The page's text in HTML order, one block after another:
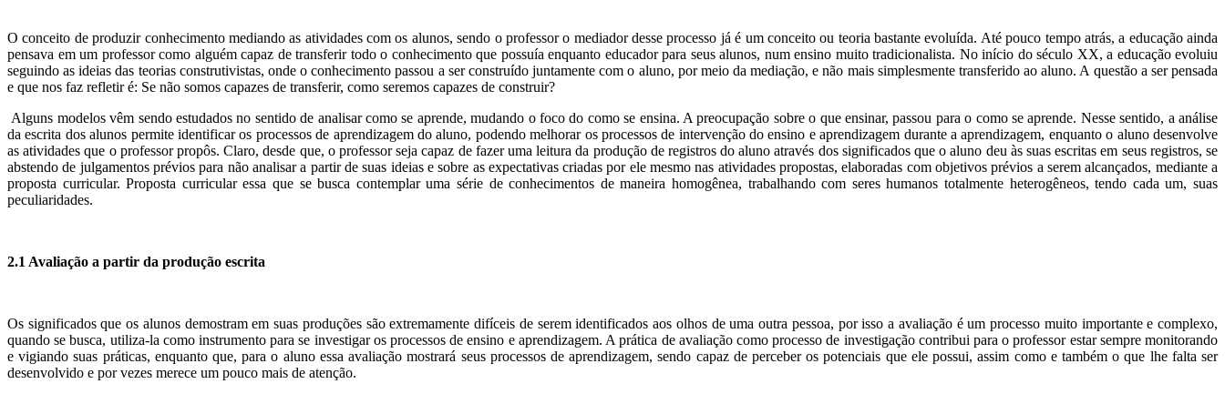
O conceito de produzir conhecimento mediando as atividades com os alunos, sendo o professor o mediador desse processo já é um conceito ou teoria bastante evoluída. Até pouco tempo atrás, a educação ainda
pensava em um professor como alguém capaz de transferir todo o conhecimento que possuía enquanto educador para seus alunos, num ensino muito tradicionalista. No início do século XX, a educação evoluiu
seguindo as ideias das teorias construtivistas, onde o conhecimento passou a ser construído juntamente com o aluno, por meio da mediação, e não mais simplesmente transferido ao aluno. A questão a ser pensada
e que nos faz refletir é: Se não somos capazes de transferir, como seremos capazes de construir?
Alguns modelos vêm sendo estudados no sentido de analisar como se aprende, mudando o foco do como se ensina. A preocupação sobre o que ensinar, passou para o como se aprende. Nesse sentido, a análise
da escrita dos alunos permite identificar os processos de aprendizagem do aluno, podendo melhorar os processos de intervenção do ensino e aprendizagem durante a aprendizagem, enquanto o aluno desenvolve
as atividades que o professor propôs. Claro, desde que, o professor seja capaz de fazer uma leitura da produção de registros do aluno através dos significados que o aluno deu às suas escritas em seus registros, se
abstendo de julgamentos prévios para não analisar a partir de suas ideias e sobre as expectativas criadas por ele mesmo nas atividades propostas, elaboradas com objetivos prévios a serem alcançados, mediante a
proposta curricular. Proposta curricular essa que se busca contemplar uma série de conhecimentos de maneira homogênea, trabalhando com seres humanos totalmente heterogêneos, tendo cada um, suas
peculiaridades.
2.1 Avaliação a partir da produção escrita
Os significados que os alunos demostram em suas produções são extremamente difíceis de serem identificados aos olhos de uma outra pessoa, por isso a avaliação é um processo muito importante e complexo,
quando se busca, utiliza-la como instrumento para se investigar os processos de ensino e aprendizagem. A prática de avaliação como processo de investigação contribui para o professor estar sempre monitorando
e vigiando suas práticas, enquanto que, para o aluno essa avaliação mostrará seus processos de aprendizagem, sendo capaz de perceber os potenciais que ele possui, assim como e também o que lhe falta ser
desenvolvido e por vezes merece um pouco mais de atenção.